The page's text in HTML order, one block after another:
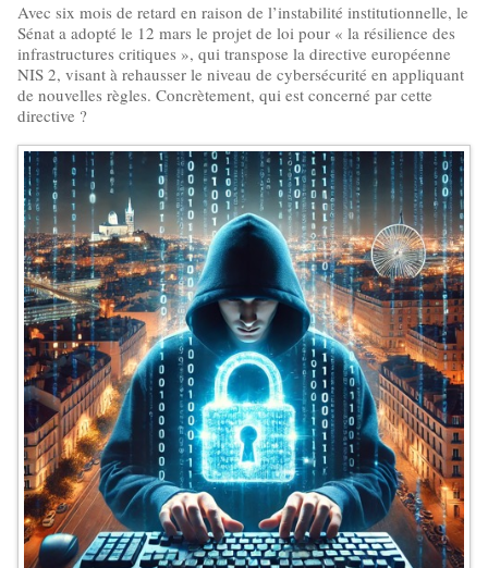
Avec six mois de retard en raison de l’instabilité institutionnelle, le
Sénat a adopté le 12 mars le projet de loi pour « la résilience des
infrastructures critiques », qui transpose la directive européenne
NIS 2, visant à rehausser le niveau de cybersécurité en appliquant
de nouvelles règles. Concrètement, qui est concerné par cette
directive ?